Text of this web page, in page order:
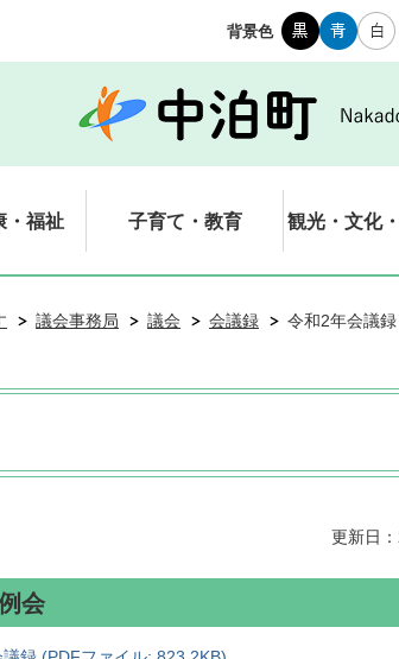
背景色
・福祉 子育て・教育 観光・文化
議会事務局 議会 会議録 令和2年会議録
更新日
会